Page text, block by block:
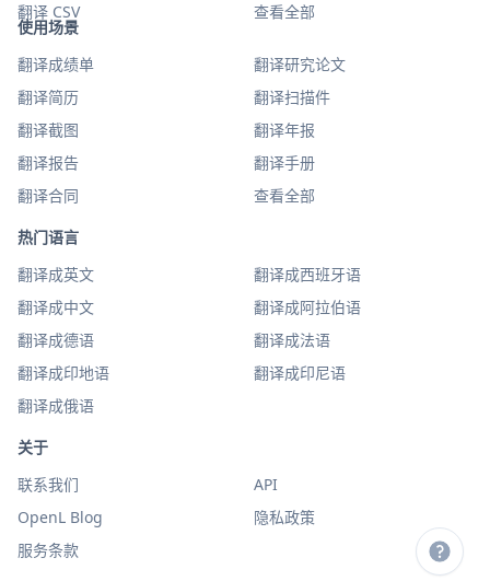
使用场景
翻译成绩单
翻译研究论文
翻译简历
翻译扫描件
翻译截图
翻译年报
翻译报告
翻译手册
翻译合同
查看全部
热门语言
翻译成英文
翻译成西班牙语
翻译成中文
翻译成阿拉伯语
翻译成德语
翻译成法语
翻译成印地语
翻译成印尼语
翻译成俄语
翻译 CSV
查看全部
关于
联系我们
API
OpenL Blog
隐私政策
服务条款